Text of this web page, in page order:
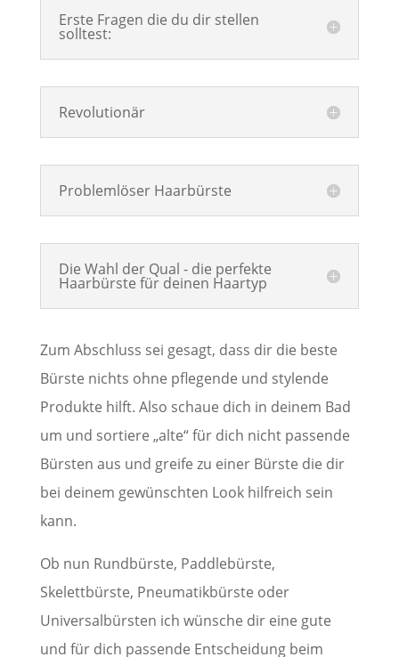
Erste Fragen die du dir stellen
solltest:
Revolutionär
Problemlöser Haarbürste
Die Wahl der Qual - die perfekte
Haarbürste für deinen Haartyp
Zum Abschluss sei gesagt, dass dir die beste
Bürste nichts ohne pflegende und stylende
Produkte hilft. Also schaue dich in deinem Bad
um und sortiere „alte“ für dich nicht passende
Bürsten aus und greife zu einer Bürste die dir
bei deinem gewünschten Look hilfreich sein
kann.
Ob nun Rundbürste, Paddlebürste,
Skelettbürste, Pneumatikbürste oder
Universalbürsten ich wünsche dir eine gute
und für dich passende Entscheidung beim